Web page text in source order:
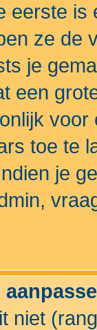
eerste
ze de
je
een
toe te
je
niet